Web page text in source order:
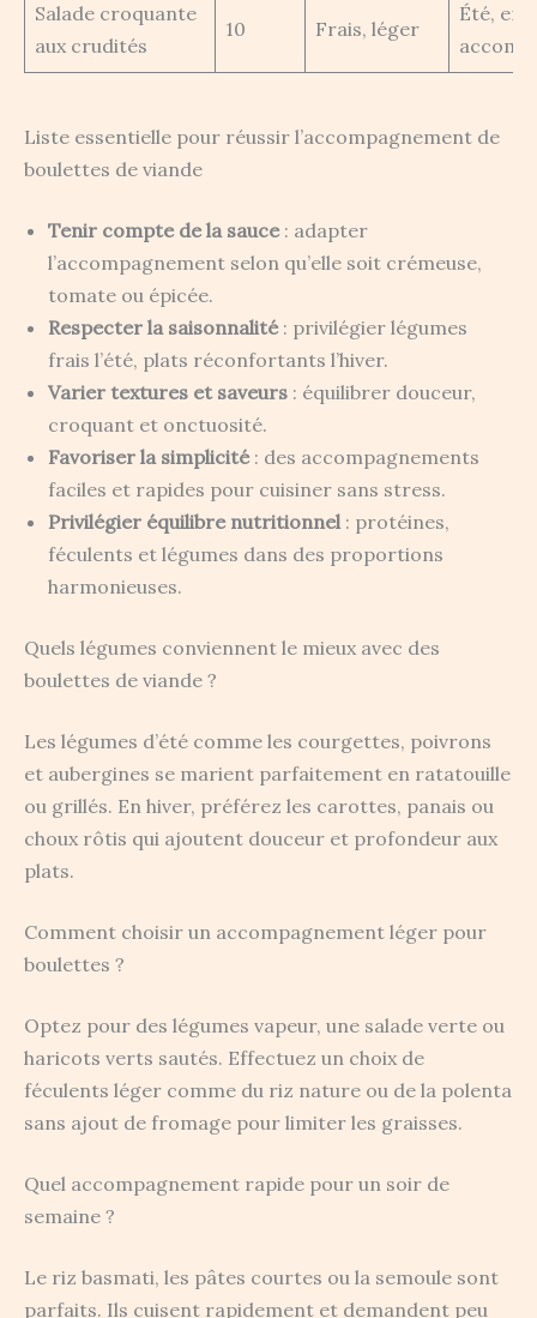
Salade croquante
aux crudités
10 Frais, léger
Été,
Liste essentielle pour réussir l’accompagnement de
boulettes de viande
Tenir compte de la sauce: adapter
l’accompagnement selon qu’elle soit crémeuse,
tomate ou épicée.
Respecter la saisonnalité: privilégier légumes
frais l’été, plats réconfortants l’hiver.
Varier textures et saveurs : équilibrer douceur,
croquant et onctuosité.
Favoriser la simplicité: des accompagnements
faciles et rapides pour cuisiner sans stress.
Privilégier équilibre nutritionnel: protéines,
féculents et légumes dans des proportions
harmonieuses.
Quels légumes conviennent le mieux avec des
boulettes de viande ?
Les légumes d’été comme les courgettes, poivrons
et aubergines se marient parfaitement en ratatouille
ou grillés. En hiver, préférez les carottes, panais ou
choux rôtis qui ajoutent douceur et profondeur aux
plats.
Comment choisir un accompagnement léger pour
boulettes ?
Optez pour des légumes vapeur, une salade verte ou
haricots verts sautés. Effectuez un choix de
féculents léger comme du riz nature ou de la polenta
sans ajout de fromage pour limiter les graisses.
Quel accompagnement rapide pour un soir de
semaine ?
Le riz basmati, les pâtes courtes ou la semoule sont
parfaits. Ils cuisent rapidement et demandent peu